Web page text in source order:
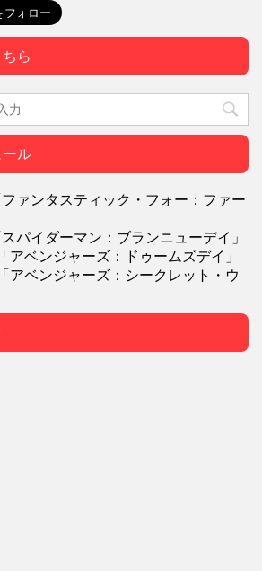
ら
ール
ァンタスティック・フォー：ファー
パイダーマン：ブランニューデイ」
ベンジャーズ：ドゥームズデイ」
ベンジャーズ：シークレット・ウ